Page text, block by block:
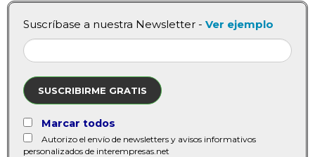
Suscríbase a nuestra Newsletter - Ver ejemplo
SUSCRIBIRME GRATIS
Marcar todos
Autorizo el envío de newsletters y avisos informativos
personalizados de interempresas.net